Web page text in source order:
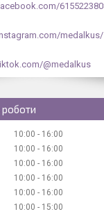
medalkus/
@medalkus
роботи
10:00
16:00
10:00
16:00
10:00
16:00
10:00
16:00
10:00
16:00
10:00
15:00